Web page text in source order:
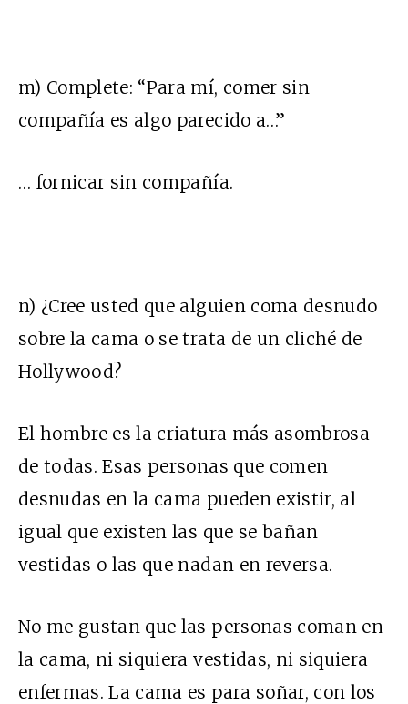
m) Complete: “Para mí, comer sin
compañía es algo parecido a…”
… fornicar sin compañía.
n) ¿Cree usted que alguien coma desnudo
sobre la cama o se trata de un cliché de
Hollywood?
El hombre es la criatura más asombrosa
de todas. Esas personas que comen
desnudas en la cama pueden existir, al
igual que existen las que se bañan
vestidas o las que nadan en reversa.
No me gustan que las personas coman en
la cama, ni siquiera vestidas, ni siquiera
enfermas. La cama es para soñar, con los